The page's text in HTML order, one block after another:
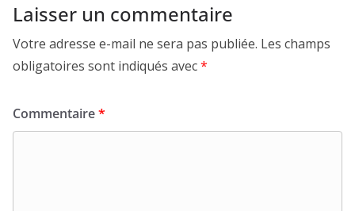
Laisser un commentaire
Votre adresse e-mail ne sera pas publiée. Les champs
obligatoires sont indiqués avec*
Commentaire*